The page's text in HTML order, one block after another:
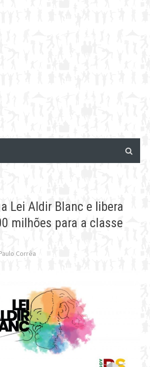
Lei Aldir Blanc e libera
milhões para a classe
Corrêa